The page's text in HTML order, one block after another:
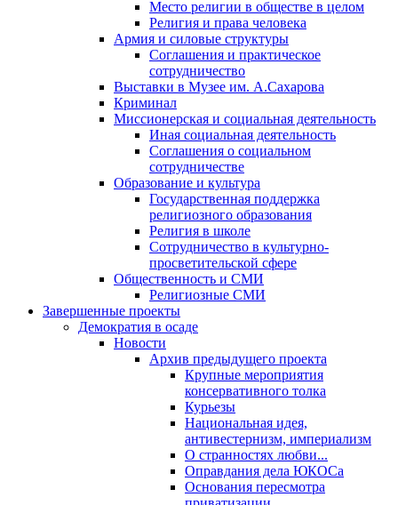
Место религии в обществе в целом
Религия и права человека
Армия и силовые структуры
Соглашения и практическое
сотрудничество
Выставки в Музее им. А.Сахарова
Криминал
Миссионерская и социальная деятельность
Иная социальная деятельность
Соглашения о социальном
сотрудничестве
Образование и культура
Государственная поддержка
религиозного образования
Религия в школе
Сотрудничество в культурно-
просветительской сфере
Общественность и СМИ
Религиозные СМИ
Завершенные проекты
Демократия в осаде
Новости
Архив предыдущего проекта
Крупные мероприятия
консервативного толка
Курьезы
Национальная идея,
антивестернизм, империализм
О странностях любви...
Оправдания дела ЮКОСа
Основания пересмотра